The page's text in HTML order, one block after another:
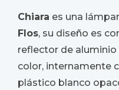
Chiara es una
Flos, su diseño es
reflector de
color, internamente
plástico blanco